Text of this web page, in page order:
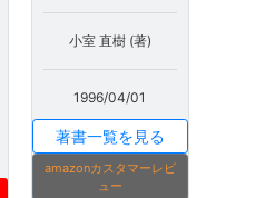
小室 直樹 (著)
1996/04/01
著書一覧を見る
amazonカスタマーレビ
ュー